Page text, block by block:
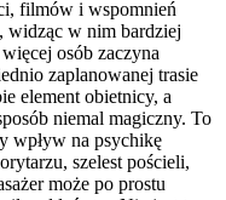
filmów i wspomnień
widząc w nim bardziej
osób zaczyna
zaplanowanej trasie
element obietnicy, a
niemal magiczny. To
wpływ na psychikę
szelest pościeli,
może po prostu